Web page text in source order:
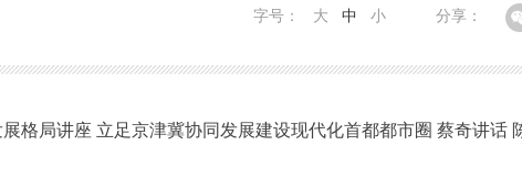
分享：
字号： 大 中 小
局讲座 立足京津冀协同发展建设现代化首都都市圈 蔡奇讲话